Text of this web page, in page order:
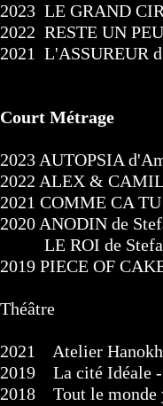
2023 LE GRAND
2022 RESTE UN
2021 L'ASSUREUR
Court Métrage
2023 AUTOPSIA
2022 ALEX &
2021 COMME CA
2020 ANODIN de
LE ROI de
2019 PIECE OF
Théâtre
2021 Atelier Hanokh
2019 La cité Idéale
2018 Tout le monde